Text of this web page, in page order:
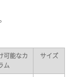
可能なカ
ム
サイズ